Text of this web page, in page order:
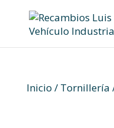
content
Inicio / Tornillería